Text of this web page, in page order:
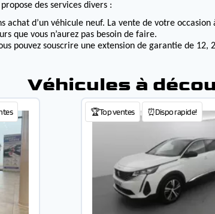
des services divers :
achat d’un véhicule neuf. La vente de votre
que vous n’aurez pas besoin de faire.
pouvez souscrire une extension de garantie de 12,
Véhicules à
🏆Top ventes ⏰Dispo rapide!